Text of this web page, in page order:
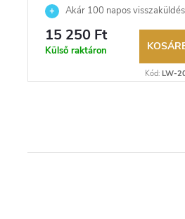
Akár 100 napos
lehetőség. Hivatalos
15 250 Ft
Külső raktáron
Kód: LW-